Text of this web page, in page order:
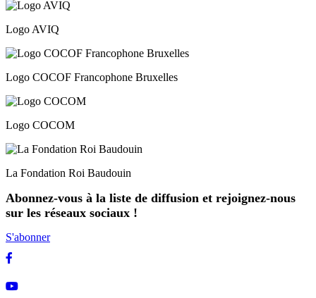
Logo AVIQ
Logo COCOF Francophone Bruxelles
Logo COCOM
La Fondation Roi Baudouin
Abonnez-vous à la liste de diffusion et rejoignez-nous
sur les réseaux sociaux !
S'abonner